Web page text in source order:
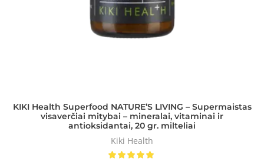
KIKI Health Superfood NATURE’S LIVING – Supermaistas
visaverčiai mitybai – mineralai, vitaminai ir
antioksidantai, 20 gr. milteliai
Kiki Health